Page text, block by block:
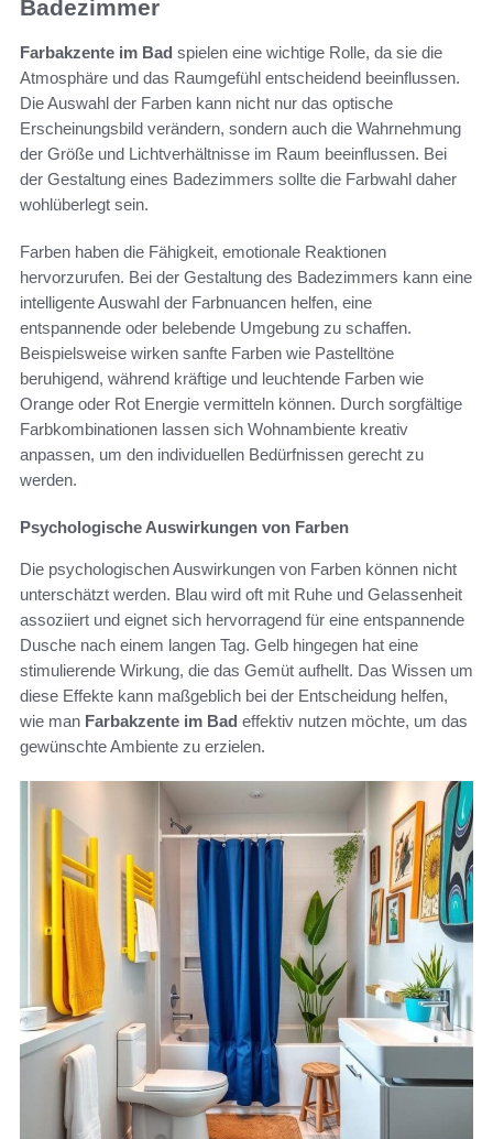
Badezimmer
Farbakzente im Bad spielen eine wichtige Rolle, da sie die
Atmosphäre und das Raumgefühl entscheidend beeinflussen.
Die Auswahl der Farben kann nicht nur das optische
Erscheinungsbild verändern, sondern auch die Wahrnehmung
der Größe und Lichtverhältnisse im Raum beeinflussen. Bei
der Gestaltung eines Badezimmers sollte die Farbwahl daher
wohlüberlegt sein.
Farben haben die Fähigkeit, emotionale Reaktionen
hervorzurufen. Bei der Gestaltung des Badezimmers kann eine
intelligente Auswahl der Farbnuancen helfen, eine
entspannende oder belebende Umgebung zu schaffen.
Beispielsweise wirken sanfte Farben wie Pastelltöne
beruhigend, während kräftige und leuchtende Farben wie
Orange oder Rot Energie vermitteln können. Durch sorgfältige
Farbkombinationen lassen sich Wohnambiente kreativ
anpassen, um den individuellen Bedürfnissen gerecht zu
werden.
Psychologische Auswirkungen von Farben
Die psychologischen Auswirkungen von Farben können nicht
unterschätzt werden. Blau wird oft mit Ruhe und Gelassenheit
assoziiert und eignet sich hervorragend für eine entspannende
Dusche nach einem langen Tag. Gelb hingegen hat eine
stimulierende Wirkung, die das Gemüt aufhellt. Das Wissen um
diese Effekte kann maßgeblich bei der Entscheidung helfen,
wie man Farbakzente im Bad effektiv nutzen möchte, um das
gewünschte Ambiente zu erzielen.